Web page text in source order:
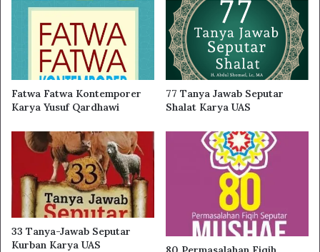
Fatwa Fatwa Kontemporer
Karya Yusuf Qardhawi
77 Tanya Jawab Seputar
Shalat Karya UAS
33 Tanya-Jawab Seputar
Kurban Karya UAS